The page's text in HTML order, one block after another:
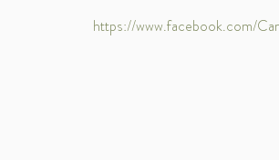
https://www.facebook.com/